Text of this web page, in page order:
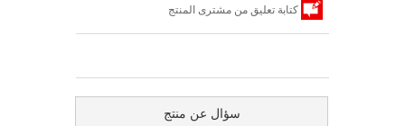
كتابة تعليق من مشترى المنتج
سؤال عن منتج